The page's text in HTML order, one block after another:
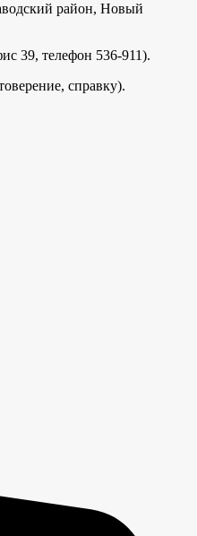
район, Новый
39, телефон 536-911).
справку).